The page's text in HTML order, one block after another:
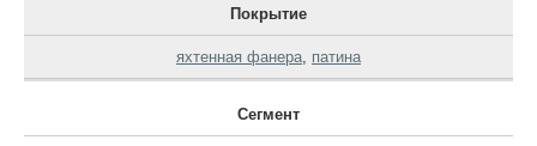
Покрытие
яхтенная фанера патина
Сегмент